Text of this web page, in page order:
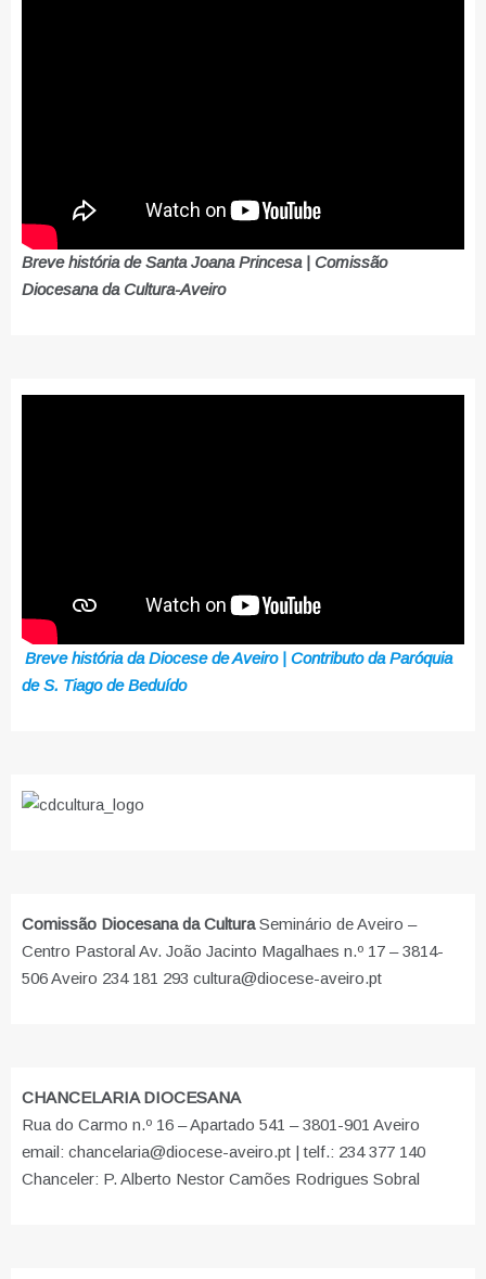
Breve história de Santa Joana Princesa | Comissão
Diocesana da Cultura-Aveiro
Breve história da Diocese de Aveiro | Contributo da Paróquia
de S. Tiago de Beduído
Comissão Diocesana da CulturaSeminário de Aveiro –
Centro Pastoral Av. João Jacinto Magalhaes n.º 17 – 3814-
506 Aveiro 234 181 293 cultura@diocese-aveiro.pt
CHANCELARIA DIOCESANA
Rua do Carmo n.º 16 – Apartado 541 – 3801-901 Aveiro
email: chancelaria@diocese-aveiro.pt | telf.: 234 377 140
Chanceler: P. Alberto Nestor Camões Rodrigues Sobral